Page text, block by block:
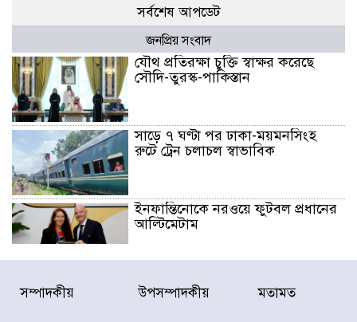
সর্বশেষ আপডেট
জনপ্রিয় সংবাদ
যৌথ প্রতিরক্ষা চুক্তি স্বাক্ষর করেছে
সৌদি-তুরস্ক-পাকিস্তান
সাড়ে ৭ ঘণ্টা পর ঢাকা-ময়মনসিংহ
রুটে ট্রেন চলাচল স্বাভাবিক
ইনফান্তিনোকে নরওয়ে ফুটবল প্রধানের
আল্টিমেটাম
দেশে ভারি বৃষ্টির সতর্কবার্তা, ১০
জেলায় বন্যার পূর্বাভাস
সম্পাদকীয় উপসম্পাদকীয় মতামত